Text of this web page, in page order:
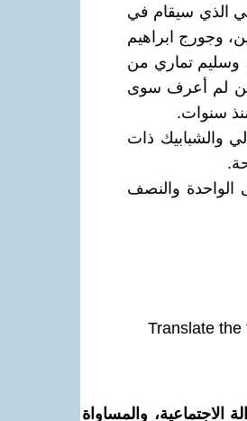
الذي سيقام في
وجورج ابراهيم
وسليم تماري من
لم أعرف سوى
سنوات.
والشبابيك ذات
الواحدة والنصف
Translate
والمساواة